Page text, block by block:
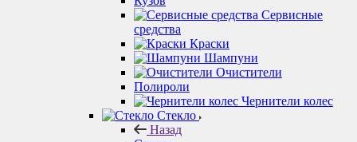
Сервисные
средства
Краски
Шампуни
Очистители
Полироли
Чернители колес
Стекло
Назад